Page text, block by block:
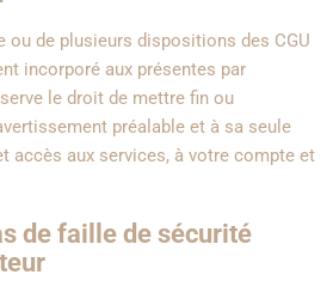
ou de plusieurs dispositions des CGU
incorporé aux présentes par
le droit de mettre fin ou
préalable et à sa seule
accès aux services, à votre compte et
de faille de sécurité